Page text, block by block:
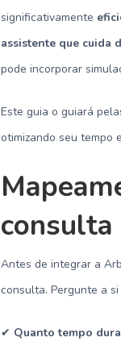
significativamente
assistente que cuida
pode incorporar
Este guia o guiará
otimizando seu tempo
consulta
Antes de integrar a
consulta. Pergunte a si
✔ Quanto tempo